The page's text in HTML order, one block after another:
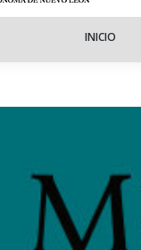
INICIO